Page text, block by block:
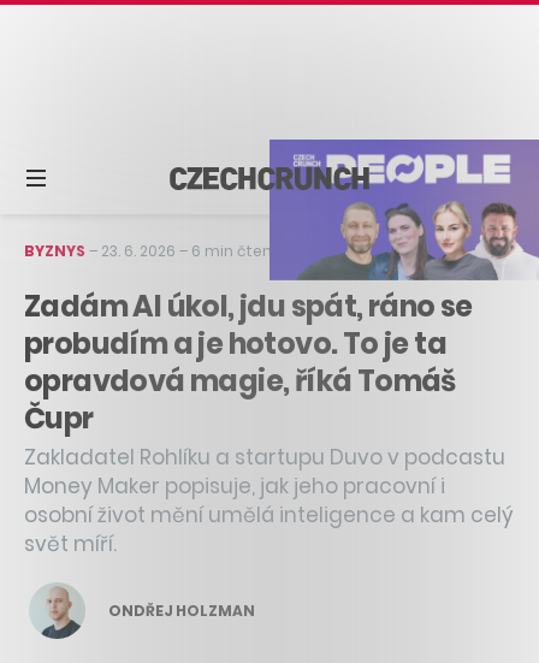
BYZNYS – 23. 6. 2026 – 6 min čtení
Zadám AI úkol, jdu spát, ráno se
probudím a je hotovo. To je ta
opravdová magie, říká Tomáš
Čupr
Zakladatel Rohlíku a startupu Duvo v podcastu
Money Maker popisuje, jak jeho pracovní i
osobní život mění umělá inteligence a kam celý
svět míří.
ONDŘEJ HOLZMAN